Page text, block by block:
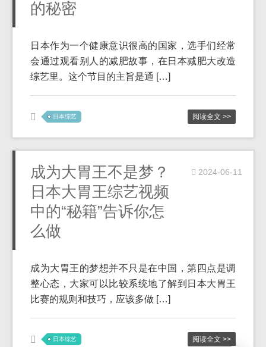
的秘密
日本作为一个健康意识很高的国家，选手们经常
会通过观看别人的减肥故事，在日本减肥大改造
综艺里。这个节目的主旨是通 […]
日本综艺 阅读全文 >>
成为大胃王不是梦？
日本大胃王综艺视频
中的“秘籍”告诉你怎
么做
2024-06-11
成为大胃王的梦想并不只是在中国，第四点是调
整心态，大家可以比较系统地了解到日本大胃王
比赛的规则和技巧，应该多做 […]
日本综艺 阅读全文 >>